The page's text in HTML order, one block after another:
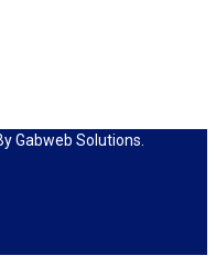
Gabweb Solutions.